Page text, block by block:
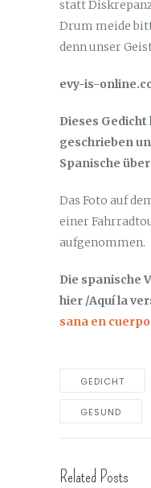
statt
Drum meide
denn unser
evy-is-
Dieses Gedicht
geschrieben
Spanische
Das Foto auf
einer
aufgenommen.
Die spanische
hier /Aquí la
sana en
GEDICHT
GESUND
Related Posts